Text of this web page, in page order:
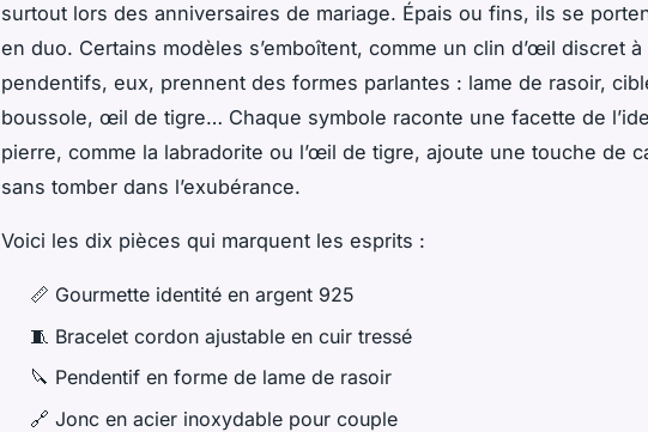
surtout lors des anniversaires de mariage. Épais ou fins, ils se
en duo. Certains modèles s’emboîtent, comme un clin d’œil discret à
pendentifs, eux, prennent des formes parlantes : lame de rasoir,
boussole, œil de tigre… Chaque symbole raconte une facette de
pierre, comme la labradorite ou l’œil de tigre, ajoute une touche de
sans tomber dans l’exubérance.
Voici les dix pièces qui marquent les esprits :
📏 Gourmette identité en argent 925
🧵 Bracelet cordon ajustable en cuir tressé
🔪 Pendentif en forme de lame de rasoir
🔗 Jonc en acier inoxydable pour couple